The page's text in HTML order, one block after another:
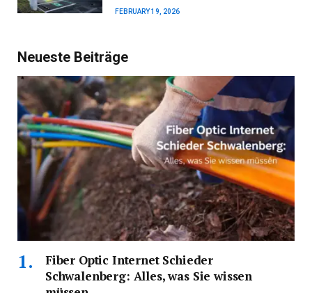
FEBRUARY 19, 2026
Neueste Beiträge
Fiber Optic Internet Schieder
Schwalenberg: Alles, was Sie wissen